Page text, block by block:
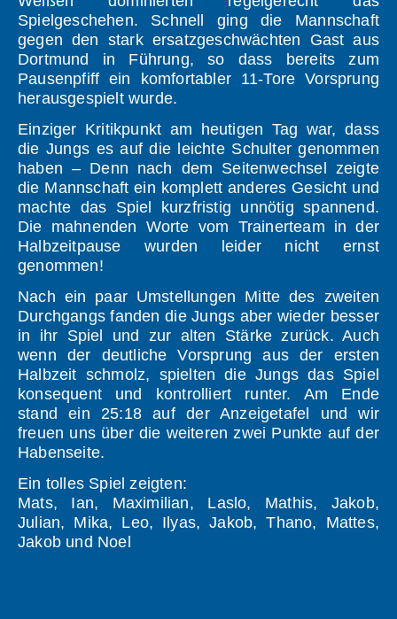
Spielgeschehen. Schnell ging die Mannschaft
gegen den stark ersatzgeschwächten Gast aus
Dortmund in Führung, so dass bereits zum
Pausenpfiff ein komfortabler 11-Tore Vorsprung
herausgespielt wurde.
Einziger Kritikpunkt am heutigen Tag war, dass
die Jungs es auf die leichte Schulter genommen
haben – Denn nach dem Seitenwechsel zeigte
die Mannschaft ein komplett anderes Gesicht und
machte das Spiel kurzfristig unnötig spannend.
Die mahnenden Worte vom Trainerteam in der
Halbzeitpause wurden leider nicht ernst
genommen!
Nach ein paar Umstellungen Mitte des zweiten
Durchgangs fanden die Jungs aber wieder besser
in ihr Spiel und zur alten Stärke zurück. Auch
wenn der deutliche Vorsprung aus der ersten
Halbzeit schmolz, spielten die Jungs das Spiel
konsequent und kontrolliert runter. Am Ende
stand ein 25:18 auf der Anzeigetafel und wir
freuen uns über die weiteren zwei Punkte auf der
Habenseite.
Ein tolles Spiel zeigten:
Mats, Ian, Maximilian, Laslo, Mathis, Jakob,
Julian, Mika, Leo, Ilyas, Jakob, Thano, Mattes,
Jakob und Noel